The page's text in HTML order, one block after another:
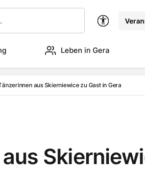
Leben in Gera
aus Skierniewice zu Gast in Gera